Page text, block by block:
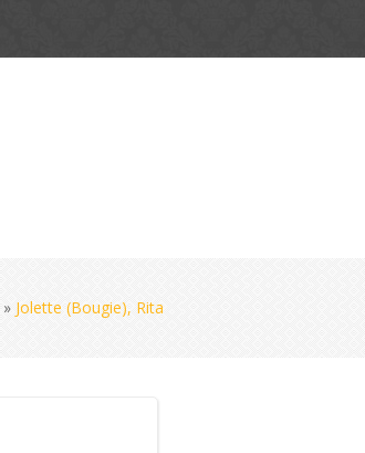
» Jolette (Bougie), Rita